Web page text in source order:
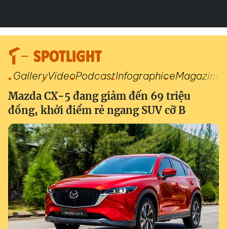
SPOTLIGHT
GalleryVideoPodcastInfographiceMagazine
Mazda CX-5 đang giảm đến 69 triệu
đồng, khởi điểm rẻ ngang SUV cỡ B